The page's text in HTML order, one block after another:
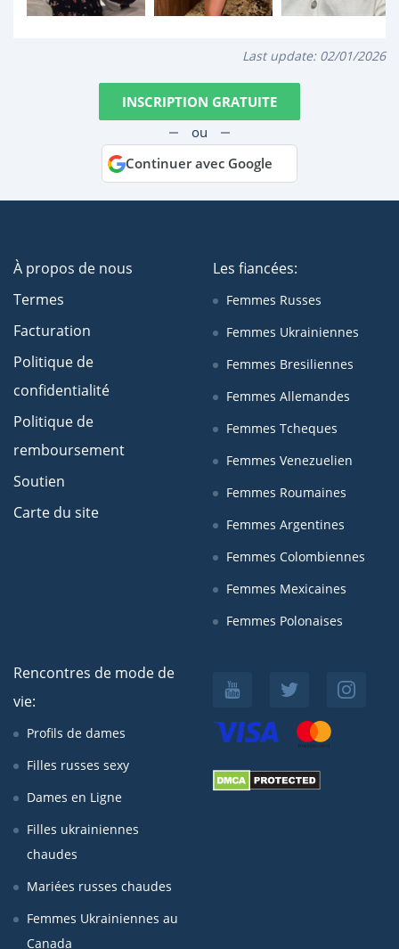
Last update: 02/01/2026
INSCRIPTION GRATUITE
ou
Continuer avec Google
À propos de nous
Termes
Facturation
Politique de
confidentialité
Politique de
remboursement
Soutien
Carte du site
Les fiancées:
Femmes Russes
Femmes Ukrainiennes
Femmes Bresiliennes
Femmes Allemandes
Femmes Tcheques
Femmes Venezuelien
Femmes Roumaines
Femmes Argentines
Femmes Colombiennes
Femmes Mexicaines
Femmes Polonaises
Rencontres de mode de
vie:
Profils de dames
Filles russes sexy
Dames en Ligne
Filles ukrainiennes
chaudes
Mariées russes chaudes
Femmes Ukrainiennes au
Canada